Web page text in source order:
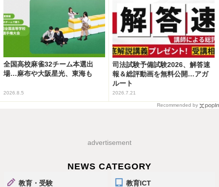
全国高校麻雀32チーム本選出
場…麻布や大阪星光、東海も
2026.8.5
司法試験予備試験2026、解答速
報＆総評動画を無料公開…アガ
ルート
2026.7.21
Recommended by
advertisement
NEWS CATEGORY
教育・受験 教育ICT